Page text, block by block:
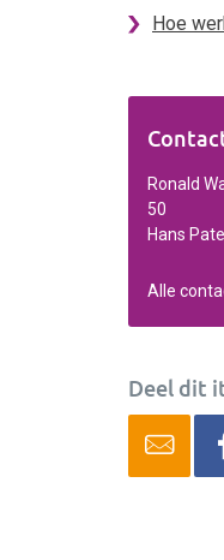
Hoe
Ronald
50
Hans
Alle
Deel dit